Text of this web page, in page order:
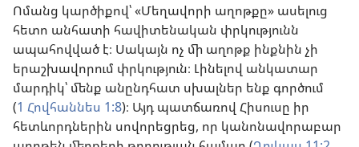
Ոմանց կարծիքով՝ «Մեղավորի աղոթքը» ասելուց
հետո անհատի հավիտենական փրկությունն
ապահովված է։ Սակայն ոչ մի աղոթք ինքնին չի
երաշխավորում փրկություն։ Լինելով անկատար
մարդիկ՝ մենք անընդհատ սխալներ ենք գործում
(1 Հովհաննես 1:8)։ Այդ պատճառով Հիսուսը իր
հետևորդներին սովորեցրեց, որ կանոնավորաբար